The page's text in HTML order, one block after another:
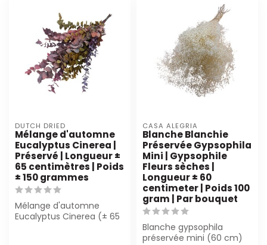
DUTCH DRIED
Mélange d'automne
Eucalyptus Cinerea |
Préservé | Longueur ±
65 centimètres | Poids
± 150 grammes
Mélange d'automne
Eucalyptus Cinerea (± 65
CASA ALEGRIA
Blanche Blanchie
Préservée Gypsophila
Mini | Gypsophile
Fleurs sèches |
Longueur ± 60
centimeter | Poids 100
gram | Par bouquet
Blanche gypsophila
préservée mini (60 cm)